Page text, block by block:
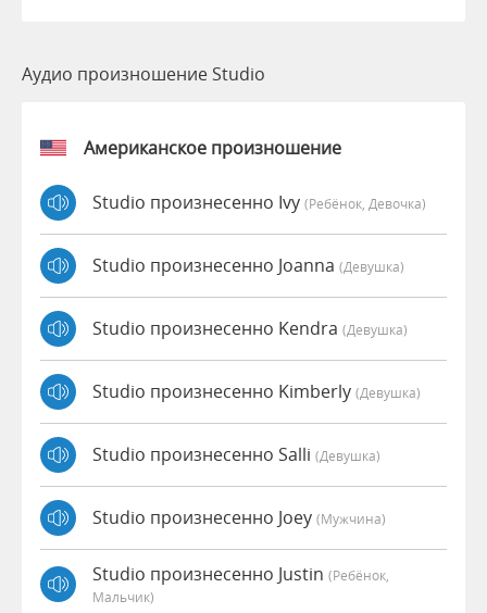
Аудио произношение Studio
Американское произношение
Studio произнесенно Ivy (Ребёнок, Девочка)
Studio произнесенно Joanna (девушка)
Studio произнесенно Kendra (девушка)
Studio произнесенно Kimberly (девушка)
Studio произнесенно Salli (девушка)
Studio произнесенно Joey (мужчина)
Studio произнесенно Justin (Ребёнок,
Мальчик)